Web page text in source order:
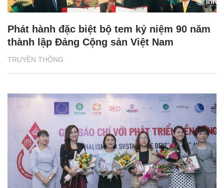
TRUYỀN THÔNG
Phát hành đặc biệt bộ tem kỷ niệm 90 năm
thành lập Đảng Cộng sản Việt Nam